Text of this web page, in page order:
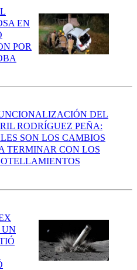
EN
POR
DEL
RODRÍGUEZ PEÑA:
SON LOS CAMBIOS
TERMINAR CON LOS
UN